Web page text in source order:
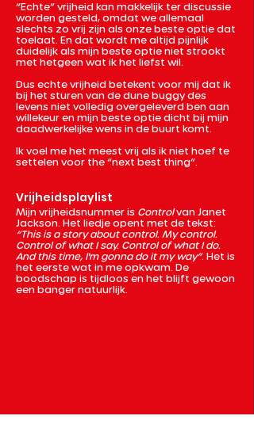
“Echte” vrijheid kan makkelijk ter discussie
worden gesteld, omdat we allemaal
slechts zo vrij zijn als onze beste optie dat
toelaat. En dat wordt me altijd pijnlijk
duidelijk als mijn beste optie niet strookt
met hetgeen wat ik het liefst wil.
Dus echte vrijheid betekent voor mij dat ik
bij het sturen van de dune buggy des
levens niet volledig overgeleverd ben aan
willekeur en mijn beste optie dicht bij mijn
daadwerkelijke wens in de buurt komt.
Ik voel me het meest vrij als ik niet hoef te
settelen voor the “next best thing”.
Vrijheidsplaylist
Mijn vrijheidsnummer is Controlvan Janet
Jackson. Het liedje opent met de tekst:
“This is a story about control. My control.
Control of what I say. Control of what I do.
And this time, I'm gonna do it my way”. Het is
het eerste wat in me opkwam. De
boodschap is tijdloos en het blijft gewoon
een banger natuurlijk.